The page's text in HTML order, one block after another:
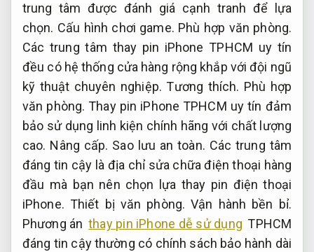
trung tâm được đánh giá cạnh tranh để lựa
chọn. Cấu hình chơi game. Phù hợp văn phòng.
Các trung tâm thay pin iPhone TPHCM uy tín
đều có hệ thống cửa hàng rộng khắp với đội ngũ
kỹ thuật chuyên nghiệp.Tương thích. Phù hợp
văn phòng. Thay pin iPhone TPHCM uy tín đảm
bảo sử dụng linh kiện chính hãng với chất lượng
cao. Nâng cấp. Sao lưu an toàn. Các trung tâm
đáng tin cậy là địa chỉ sửa chữa điện thoại hàng
đầu mà bạn nên chọn lựa thay pin điện thoại
iPhone. Thiết bị văn phòng. Vận hành bền bỉ.
Phương án thay pin iPhone dễ sử dụng TPHCM
đáng tin cậy thường có chính sách bảo hành dài